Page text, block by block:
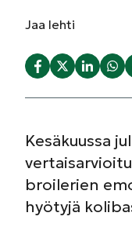
Jaa lehti
Kesäkuussa
broilerien
hyötyjä